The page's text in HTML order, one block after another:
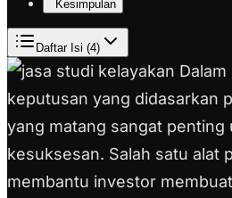
Kesimpulan
Daftar Isi (4)
keputusan yang didasarkan
yang matang sangat penting
kesuksesan. Salah satu alat
membantu investor